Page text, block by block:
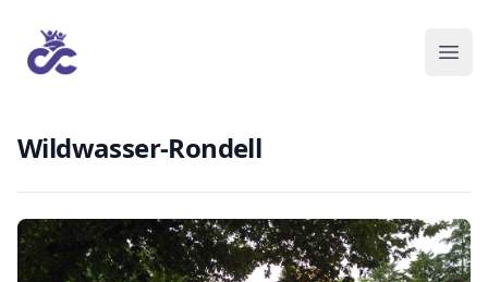
Wildwasser-Rondell